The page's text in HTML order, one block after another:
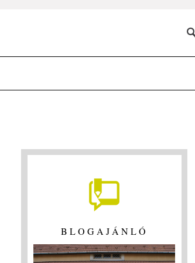
BLOGAJÁNLÓ